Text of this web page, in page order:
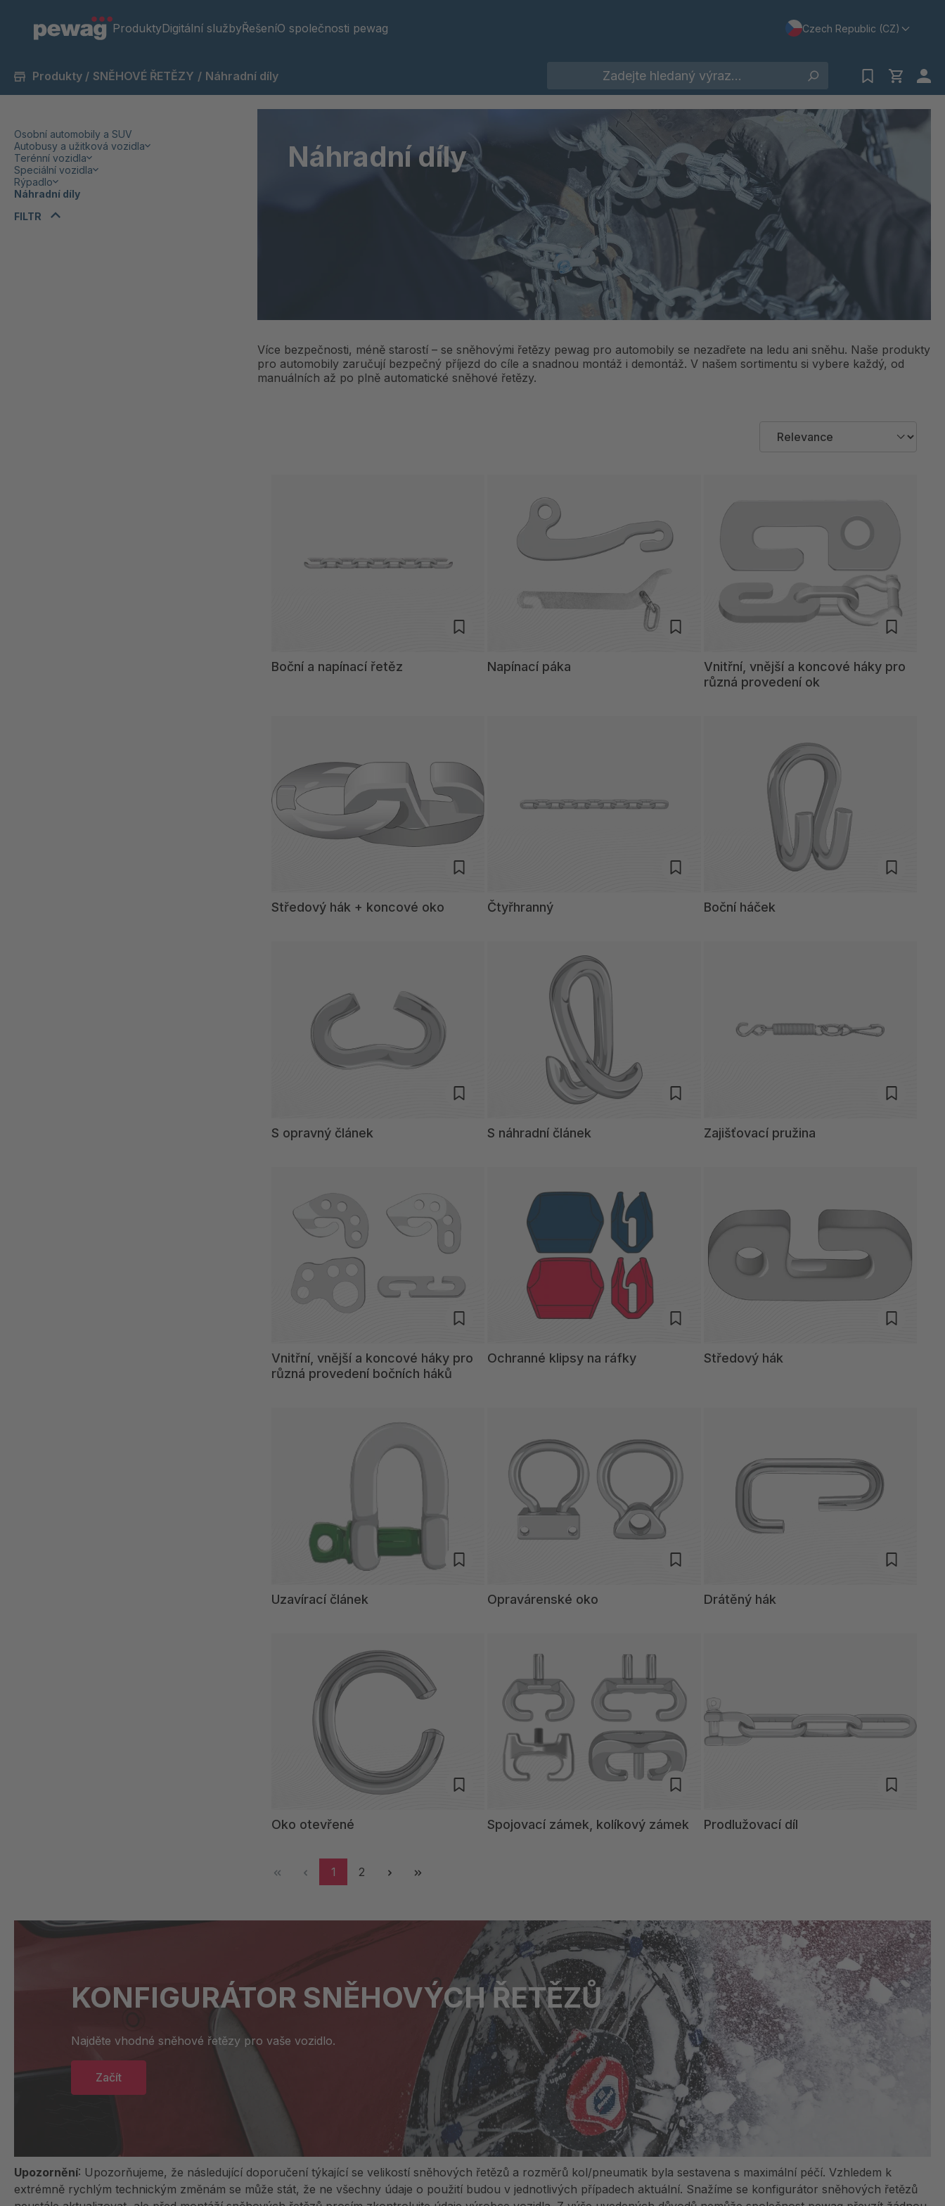
ProduktyDigitální službyŘešeníO společnosti pewag Czech Republic (CZ)
Produkty / SNĚHOVÉ ŘETĚZY / Náhradní díly
Osobní automobily a SUV
Autobusy a užitková vozidla
Terénní vozidla
Speciální vozidla
Rýpadlo
Náhradní díly
FILTR
Náhradní díly
Více bezpečnosti, méně starostí – se sněhovými řetězy pewag pro automobily se nezadřete na ledu ani sněhu. Naše produkty
pro automobily zaručují bezpečný příjezd do cíle a snadnou montáž i demontáž. V našem sortimentu si vybere každý, od
manuálních až po plně automatické sněhové řetězy.
Boční a napínací řetěz Napínací páka
Vnitřní, vnější a koncové háky pro
různá provedení ok
Středový hák + koncové oko Čtyřhranný Boční háček
S opravný článek S náhradní článek Zajišťovací pružina
Vnitřní, vnější a koncové háky pro
různá provedení bočních háků
Ochranné klipsy na ráfky Středový hák
Uzavírací článek Opravárenské oko Drátěný hák
Oko otevřené Spojovací zámek, kolíkový zámek Prodlužovací díl
1 2
KONFIGURÁTOR SNĚHOVÝCH ŘETĚZŮ
Najděte vhodné sněhové řetězy pro vaše vozidlo.
Začít
Upozornění: Upozorňujeme, že následující doporučení týkající se velikostí sněhových řetězů a rozměrů kol/pneumatik byla sestavena s maximální péčí. Vzhledem k
extrémně rychlým technickým změnám se může stát, že ne všechny údaje o použití budou v jednotlivých případech aktuální. Snažíme se konfigurátor sněhových řetězů